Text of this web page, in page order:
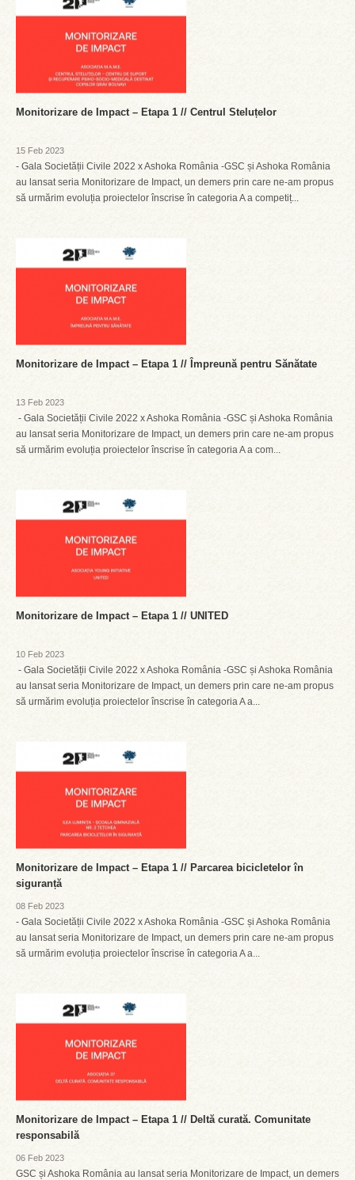
Monitorizare de Impact – Etapa 1 // Centrul Steluțelor
15 Feb 2023
- Gala Societății Civile 2022 x Ashoka România -GSC și Ashoka România
au lansat seria Monitorizare de Impact, un demers prin care ne-am propus
să urmărim evoluția proiectelor înscrise în categoria A a competiț...
Monitorizare de Impact – Etapa 1 // Împreună pentru Sănătate
13 Feb 2023
- Gala Societății Civile 2022 x Ashoka România -GSC și Ashoka România
au lansat seria Monitorizare de Impact, un demers prin care ne-am propus
să urmărim evoluția proiectelor înscrise în categoria A a com...
Monitorizare de Impact – Etapa 1 // UNITED
10 Feb 2023
- Gala Societății Civile 2022 x Ashoka România -GSC și Ashoka România
au lansat seria Monitorizare de Impact, un demers prin care ne-am propus
să urmărim evoluția proiectelor înscrise în categoria A a...
Monitorizare de Impact – Etapa 1 // Parcarea bicicletelor în
siguranță
08 Feb 2023
- Gala Societății Civile 2022 x Ashoka România -GSC și Ashoka România
au lansat seria Monitorizare de Impact, un demers prin care ne-am propus
să urmărim evoluția proiectelor înscrise în categoria A a...
Monitorizare de Impact – Etapa 1 // Deltă curată. Comunitate
responsabilă
06 Feb 2023
GSC și Ashoka România au lansat seria Monitorizare de Impact, un demers